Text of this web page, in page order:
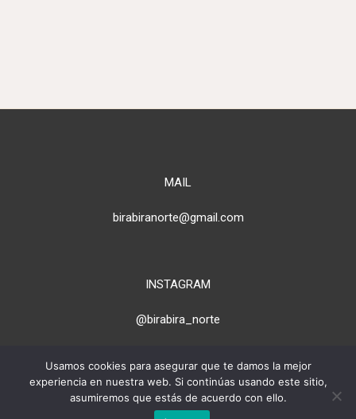
MAIL
birabiranorte@gmail.com
INSTAGRAM
@birabira_norte
> PARA PROPIETARIOS
Usamos cookies para asegurar que te damos la mejor
experiencia en nuestra web. Si continúas usando este sitio,
asumiremos que estás de acuerdo con ello.